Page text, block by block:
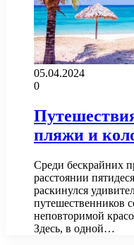
05.04.2024
0
пляжи и
Среди бескрайних
расстоянии
раскинулся
путешественников
неповторимой
Здесь, в одной…